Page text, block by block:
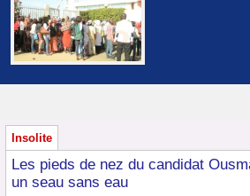
Insolite
Les pieds de nez du candidat
un seau sans eau